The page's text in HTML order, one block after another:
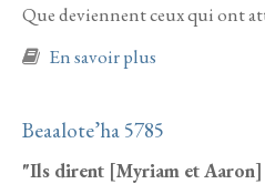
Que deviennent ceux qui ont
En savoir plus
Beaalote’ha 5785
"Ils dirent [Myriam et Aaron]